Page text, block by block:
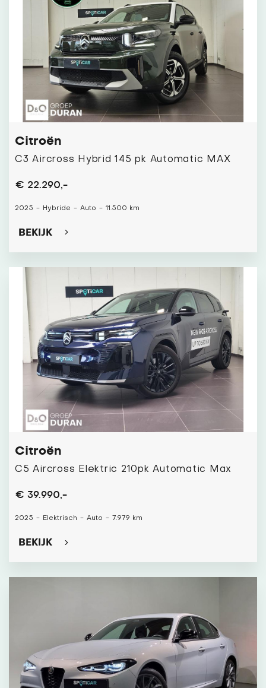
Citroën
C3 Aircross Hybrid 145 pk Automatic MAX
€ 22.290,-
2025 - Hybride - Auto - 11.500 km
BEKIJK
Citroën
C5 Aircross Elektric 210pk Automatic Max
€ 39.990,-
2025 - Elektrisch - Auto - 7.979 km
BEKIJK